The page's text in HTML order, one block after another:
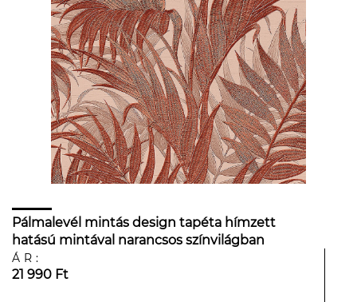
Pálmalevél mintás design tapéta hímzett
hatású mintával narancsos színvilágban
ÁR:
21 990 Ft